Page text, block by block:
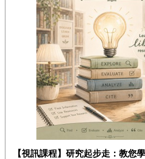
【視訊課程】研究起步走：教您